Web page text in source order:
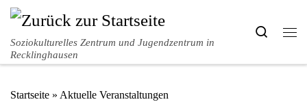
Zum Inhalt springen
Soziokulturelles Zentrum und Jugendzentrum in
Recklinghausen
Search
Startseite » Aktuelle Veranstaltungen